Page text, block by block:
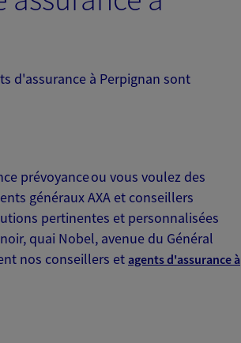
d'assurance à Perpignan sont
prévoyance ou vous voulez des
généraux AXA et conseillers
pertinentes et personnalisées
quai Nobel, avenue du Général
nos conseillers et agents d'assurance à